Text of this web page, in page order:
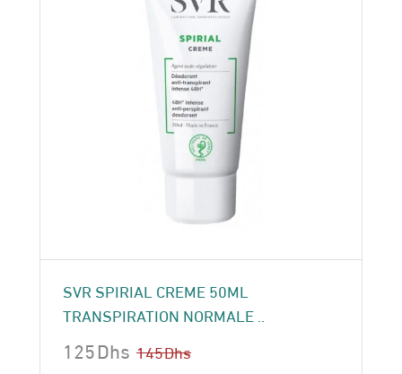
SVR SPIRIAL CREME 50ML
TRANSPIRATION NORMALE ..
145Dhs
125Dhs